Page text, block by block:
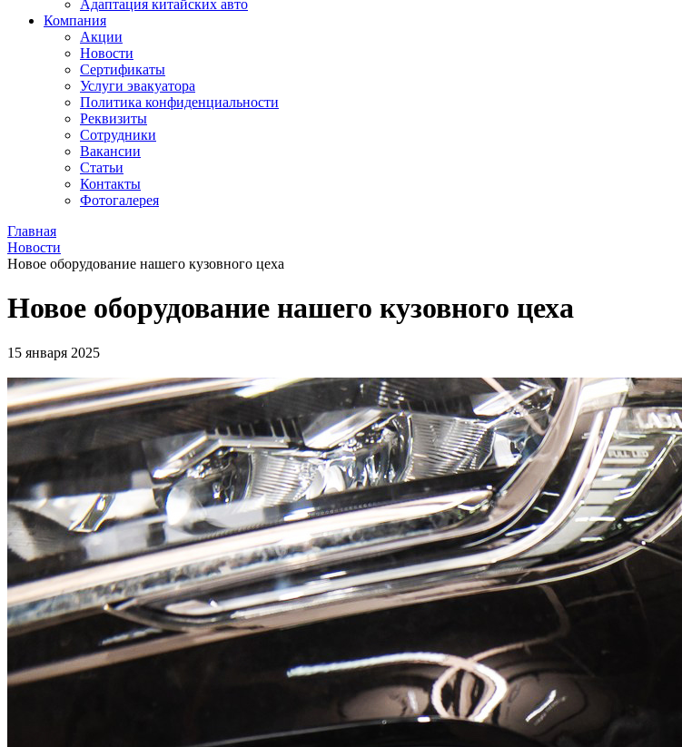
Адаптация китайских авто
Компания
Акции
Новости
Сертификаты
Услуги эвакуатора
Политика конфиденциальности
Реквизиты
Сотрудники
Вакансии
Статьи
Контакты
Фотогалерея
Главная
Новости
Новое оборудование нашего кузовного цеха
Новое оборудование нашего кузовного цеха
15 января 2025